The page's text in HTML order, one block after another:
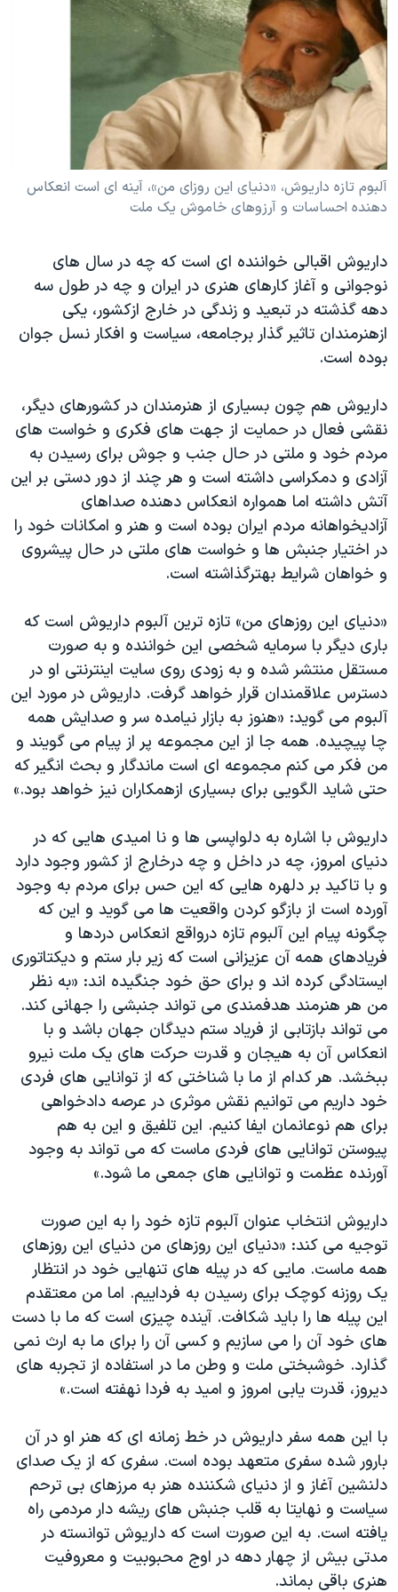
فرهنگ و زندگی
حقوق شهروندی
اقتصادی
علم و فناوری
اسرائیل در جنگ
آرشیو پخش زنده
مستندها
انتخابات ریاست جمهوری آمریکا ۲۰۲۴
حمله جمهوری اسلامی به اسرائیل
رمز مهسا
ورزش زنان در ایران
مجموعه مستندهای دادخواهی
دادگاه حمید نوری
چهل سال گروگان‌گیری
قانون شفافیت دارائی کادر رهبری ایران
اسرائیل در جنگ
نرگس محمدی برنده جایزه نوبل صلح
همایش محافظه‌کاران آمریکا «سی‌پک»
صفحه‌های ویژه
سفر پرزیدنت ترامپ به چین
دنبال کنید
زبانهای مختلف
آلبوم تازه داریوش، «دنیای این روزای من»، آینه ای است انعکاس
دهنده احساسات و آرزوهای خاموش یک ملت
داریوش اقبالی خواننده ای است که چه در سال های
نوجوانی و آغاز کارهای هنری در ایران و چه در طول سه
دهه گذشته در تبعید و زندگی در خارج ازکشور، یکی
ازهنرمندان تاثیر گذار برجامعه، سیاست و افکار نسل جوان
بوده است.
داریوش هم چون بسیاری از هنرمندان در کشورهای دیگر،
نقشی فعال در حمایت از جهت های فکری و خواست های
مردم خود و ملتی در حال جنب و جوش برای رسیدن به
آزادی و دمکراسی داشته است و هر چند از دور دستی بر این
آتش داشته اما همواره انعکاس دهنده صداهای
آزادیخواهانه مردم ایران بوده است و هنر و امکانات خود را
در اختیار جنبش ها و خواست های ملتی در حال پیشروی
و خواهان شرایط بهترگذاشته است.
«دنیای این روزهای من» تازه ترین آلبوم داریوش است که
باری دیگر با سرمایه شخصی این خواننده و به صورت
مستقل منتشر شده و به زودی روی سایت اینترنتی او در
دسترس علاقمندان قرار خواهد گرفت. داریوش در مورد این
آلبوم می گوید: «هنوز به بازار نیامده سر و صدایش همه
چا پیچیده. همه جا از این مجموعه پر از پیام می گویند و
من فکر می کنم مجموعه ای است ماندگار و بحث انگیر که
حتی شاید الگویی برای بسیاری ازهمکاران نیز خواهد بود.»
داریوش با اشاره به دلواپسی ها و نا امیدی هایی که در
دنیای امروز، چه در داخل و چه درخارج از کشور وجود دارد
و با تاکید بر دلهره هایی که این حس برای مردم به وجود
آورده است از بازگو کردن واقعیت ها می گوید و این که
چگونه پیام این آلبوم تازه درواقع انعکاس دردها و
فریادهای همه آن عزیزانی است که زیر بار ستم و دیکتاتوری
ایستادگی کرده اند و برای حق خود جنگیده اند: «به نظر
من هر هنرمند هدفمندی می تواند جنبشی را جهانی کند.
می تواند بازتابی از فریاد ستم دیدگان جهان باشد و با
انعکاس آن به هیجان و قدرت حرکت های یک ملت نیرو
ببخشد. هر کدام از ما با شناختی که از توانایی های فردی
خود داریم می توانیم نقش موثری در عرصه دادخواهی
برای هم نوعانمان ایفا کنیم. این تلفیق و این به هم
پیوستن توانایی های فردی ماست که می تواند به وجود
آورنده عظمت و توانایی های جمعی ما شود.»
داریوش انتخاب عنوان آلبوم تازه خود را به این صورت
توجیه می کند: «دنیای این روزهای من دنیای این روزهای
همه ماست. مایی که در پیله های تنهایی خود در انتظار
یک روزنه کوچک برای رسیدن به فرداییم. اما من معتقدم
این پیله ها را باید شکافت. آینده چیزی است که ما با دست
های خود آن را می سازیم و کسی آن را برای ما به ارث نمی
گذارد. خوشبختی ملت و وطن ما در استفاده از تجربه های
دیروز، قدرت یابی امروز و امید به فردا نهفته است.»
با این همه سفر داریوش در خط زمانه ای که هنر او در آن
بارور شده سفری متعهد بوده است. سفری که از یک صدای
دلنشین آغاز و از دنیای شکننده هنر به مرزهای بی ترحم
سیاست و نهایتا به قلب جنبش های ریشه دار مردمی راه
یافته است. به این صورت است که داریوش توانسته در
مدتی بیش از چهار دهه در اوج محبوبیت و معروفیت
هنری باقی بماند.